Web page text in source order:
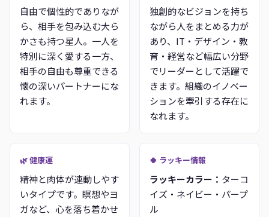
自由で個性的でありなが
ら、相手を包み込む大ら
かさも持つ星人。一人を
特別に深く愛する一方、
相手の自由も尊重できる
懐の深いパートナーにな
れます。
独創的なビジョンを持ち
ながら人をまとめる力が
あり、IT・デザイン・教
育・経営など幅広い分野
でリーダーとして活躍で
きます。組織のイノベー
ションを牽引する存在に
なれます。
🌿 健康運
精神と肉体が連動しやす
いタイプです。瞑想やヨ
ガなど、心を落ち着かせ
🍀 ラッキー情報
ラッキーカラー： ターコ
イズ・ネイビー・パープ
ル